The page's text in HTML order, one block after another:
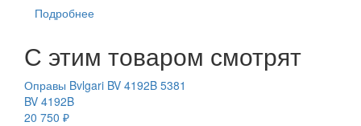
Подробнее
С этим товаром смотрят
Оправы Bvlgari BV 4192B 5381
BV 4192B
20 750 ₽